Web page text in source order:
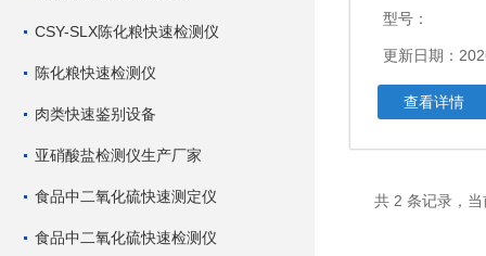
CSY-SLX陈化粮快速检测仪
陈化粮快速检测仪
肉类快速鉴别设备
亚硝酸盐检测仪生产厂家
食品中二氧化硫快速测定仪
食品中二氧化硫快速检测仪
型号：
更新日期：
查看详情
共 2 条记录，